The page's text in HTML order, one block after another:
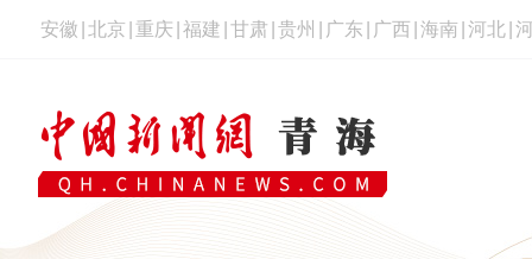
安徽 北京 重庆 福建 甘肃 贵州 广东 广西 海南 河北